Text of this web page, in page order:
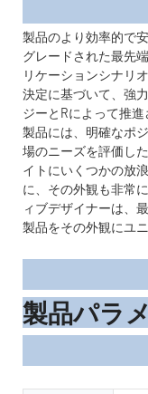
製品のより効率的で
グレードされた最先
リケーションシナリ
決定に基づいて、強
ジーとRによって推
製品には、明確なポ
場のニーズを評価し
イトにいくつかの放
に、その外観も非常
ィブデザイナーは、
製品をその外観にユ
製品パラ